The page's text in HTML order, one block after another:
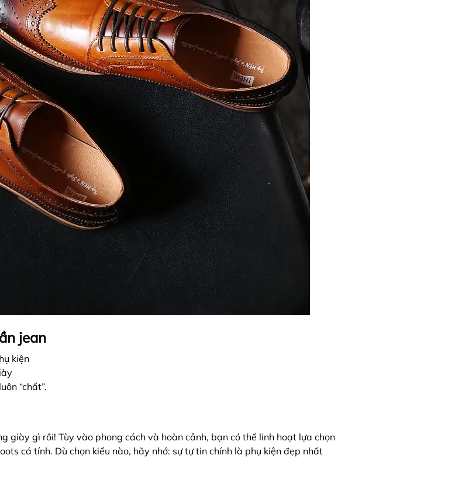
jean
kiện
“chất”.
giày gì rồi! Tùy vào phong cách và hoàn cảnh, bạn có thể linh hoạt lựa chọn
cá tính. Dù chọn kiểu nào, hãy nhớ: sự tự tin chính là phụ kiện đẹp nhất